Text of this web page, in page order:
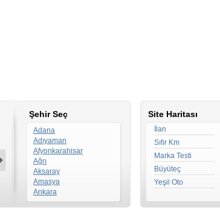
Şehir Seç
Adana
Adıyaman
Afyonkarahisar
Ağrı
Aksaray
Amasya
Ankara
Antalya
Site Haritası
İlan
Sıfır Km
Marka Testi
Büyüteç
Yeşil Oto